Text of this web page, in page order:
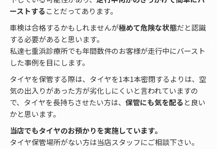
ーストすることだってあります。
車検は合格するかもしれませんが極めて危険な状態だと認識
する必要があると思います。
私達七重浜診療所でも年間数件のお客様が走行中にバースト
した事例を目にします。
タイヤを保管する際は、タイヤを1本1本密閉するよりは、空
気の出入りがあった方が劣化しにくいと言われていますの
で、タイヤを長持ちさせたい方は、 保管にも気を配る と良い
かと思います。
当店でもタイヤのお預かりを実施しています。
タイヤ保管場所がない方は当店スタッフにご相談下さい。